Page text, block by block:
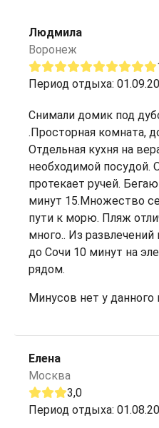
Людмила
Воронеж
Период отдыха:
Снимали домик под
.Просторная комната,
Отдельная кухня на
необходимой посудой.
протекает ручей.
минут 15.Множество
пути к морю. Пляж
много.. Из
до Сочи 10 минут на
рядом.
Минусов нет у
Елена
Москва
3,0
Период отдыха: